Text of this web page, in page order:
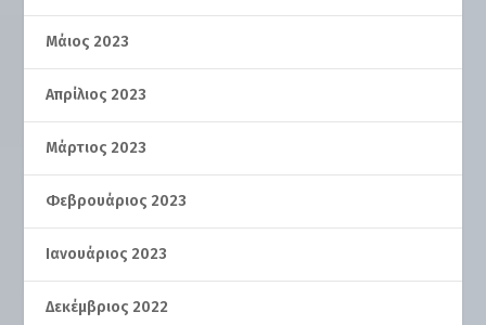
Μάιος 2023
Απρίλιος 2023
Μάρτιος 2023
Φεβρουάριος 2023
Ιανουάριος 2023
Δεκέμβριος 2022